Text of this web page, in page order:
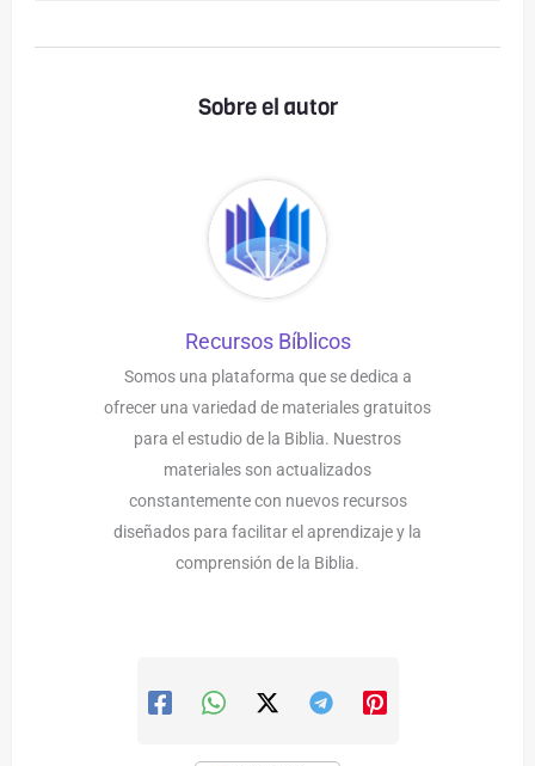
Sobre el autor
Recursos Bíblicos
Somos una plataforma que se dedica a
ofrecer una variedad de materiales gratuitos
para el estudio de la Biblia. Nuestros
materiales son actualizados
constantemente con nuevos recursos
diseñados para facilitar el aprendizaje y la
comprensión de la Biblia.